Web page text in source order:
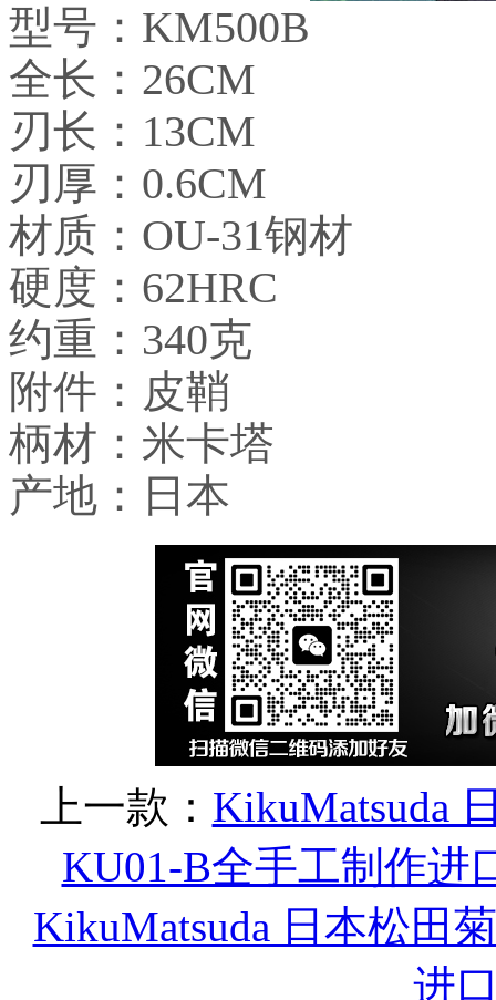
型号：KM500B
全长：26CM
刃长：13CM
刃厚：0.6CM
材质：OU-31钢材
硬度：62HRC
约重：340克
附件：皮鞘
柄材：米卡塔
产地：日本
上一款： KikuMatsuda
KU01-B全手工制作进
KikuMatsuda 日本松田
进